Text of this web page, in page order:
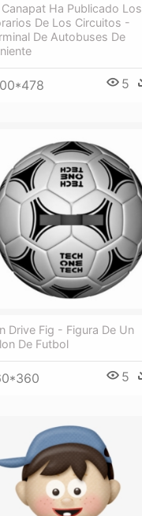
Canapat Ha Publicado Los
De Los Circuitos -
De Autobuses De
5
Drive Fig - Figura De Un
De Futbol
5